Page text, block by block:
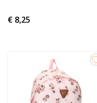
€ 8,25